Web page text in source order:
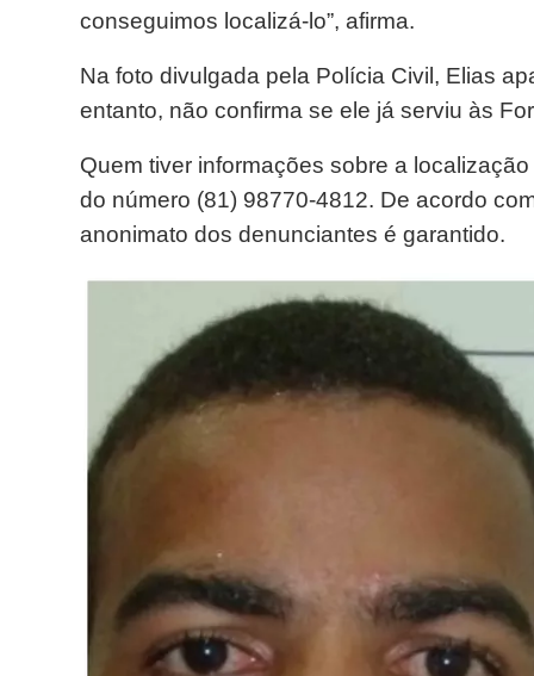
conseguimos localizá-lo”, afirma.
Na foto divulgada pela Polícia Civil, Elias
entanto, não confirma se ele já serviu às
Quem tiver informações sobre a
do número (81) 98770-4812. De acordo
anonimato dos denunciantes é garantido.